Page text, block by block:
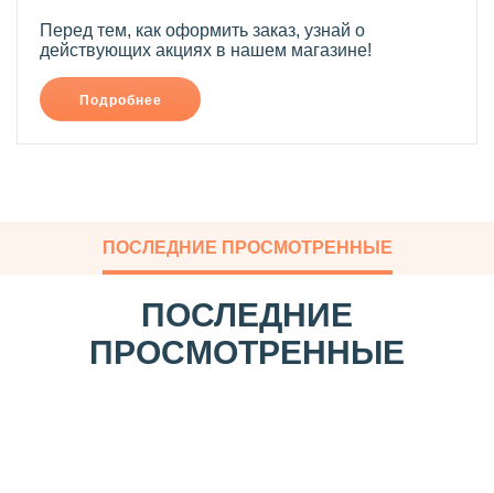
Перед тем, как оформить заказ, узнай о
действующих акциях в нашем магазине!
Подробнее
ПОСЛЕДНИЕ ПРОСМОТРЕННЫЕ
ПОСЛЕДНИЕ
ПРОСМОТРЕННЫЕ